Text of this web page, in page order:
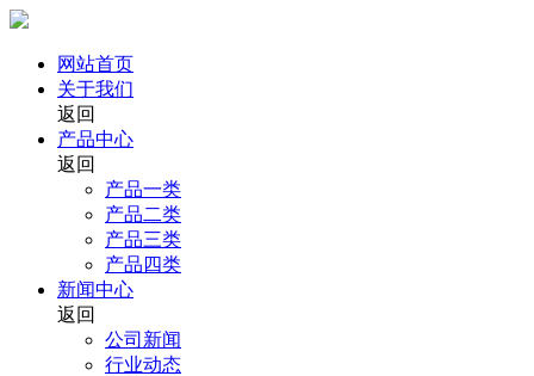
网站首页
关于我们
返回
产品中心
返回
产品一类
产品二类
产品三类
产品四类
新闻中心
返回
公司新闻
行业动态